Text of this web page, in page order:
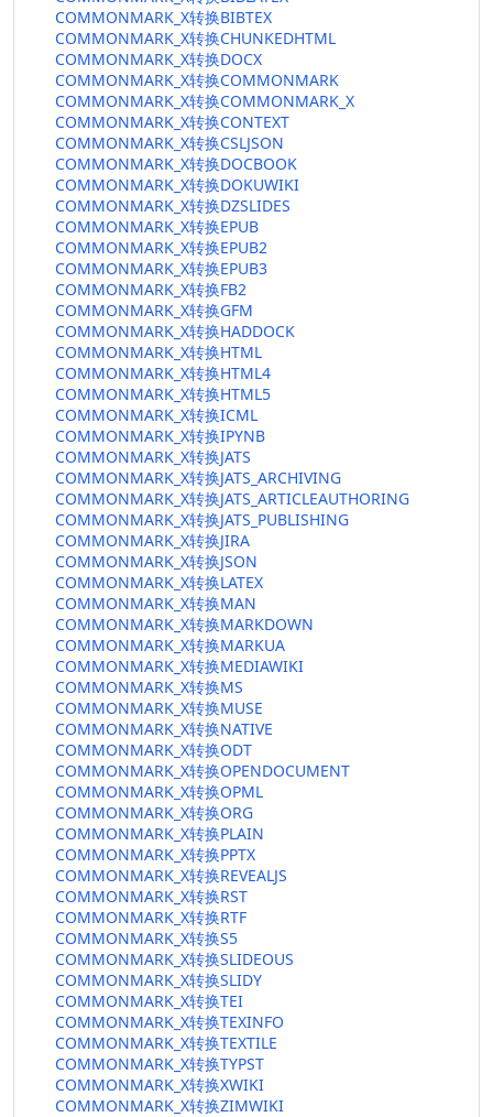
COMMONMARK_X转换BIBTEX
COMMONMARK_X转换CHUNKEDHTML
COMMONMARK_X转换DOCX
COMMONMARK_X转换COMMONMARK
COMMONMARK_X转换COMMONMARK_X
COMMONMARK_X转换CONTEXT
COMMONMARK_X转换CSLJSON
COMMONMARK_X转换DOCBOOK
COMMONMARK_X转换DOKUWIKI
COMMONMARK_X转换DZSLIDES
COMMONMARK_X转换EPUB
COMMONMARK_X转换EPUB2
COMMONMARK_X转换EPUB3
COMMONMARK_X转换FB2
COMMONMARK_X转换GFM
COMMONMARK_X转换HADDOCK
COMMONMARK_X转换HTML
COMMONMARK_X转换HTML4
COMMONMARK_X转换HTML5
COMMONMARK_X转换ICML
COMMONMARK_X转换IPYNB
COMMONMARK_X转换JATS
COMMONMARK_X转换JATS_ARCHIVING
COMMONMARK_X转换JATS_ARTICLEAUTHORING
COMMONMARK_X转换JATS_PUBLISHING
COMMONMARK_X转换JIRA
COMMONMARK_X转换JSON
COMMONMARK_X转换LATEX
COMMONMARK_X转换MAN
COMMONMARK_X转换MARKDOWN
COMMONMARK_X转换MARKUA
COMMONMARK_X转换MEDIAWIKI
COMMONMARK_X转换MS
COMMONMARK_X转换MUSE
COMMONMARK_X转换NATIVE
COMMONMARK_X转换ODT
COMMONMARK_X转换OPENDOCUMENT
COMMONMARK_X转换OPML
COMMONMARK_X转换ORG
COMMONMARK_X转换PLAIN
COMMONMARK_X转换PPTX
COMMONMARK_X转换REVEALJS
COMMONMARK_X转换RST
COMMONMARK_X转换RTF
COMMONMARK_X转换S5
COMMONMARK_X转换SLIDEOUS
COMMONMARK_X转换SLIDY
COMMONMARK_X转换TEI
COMMONMARK_X转换TEXINFO
COMMONMARK_X转换TEXTILE
COMMONMARK_X转换TYPST
COMMONMARK_X转换XWIKI
COMMONMARK_X转换ZIMWIKI